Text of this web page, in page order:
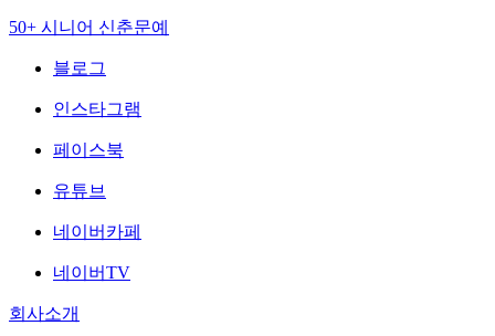
50+ 시니어 신춘문예
블로그
인스타그램
페이스북
유튜브
네이버카페
네이버TV
회사소개